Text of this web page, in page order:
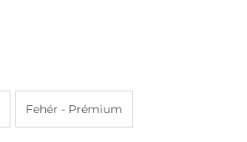
Fehér - Prémium